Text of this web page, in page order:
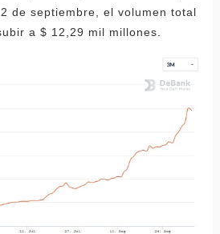
de septiembre, el volumen total
a $ 12,29 mil millones.